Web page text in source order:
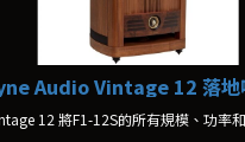
Audio Vintage 12 落地